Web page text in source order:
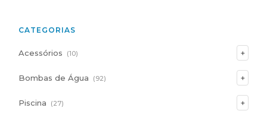
CATEGORIAS
Acessórios (10)
Bombas de Água (92)
Piscina (27)